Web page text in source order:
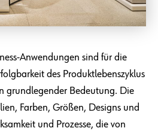
Anwendungen sind für die
des Produktlebenszyklus
grundlegender Bedeutung. Die
Farben, Größen, Designs und
und Prozesse, die von